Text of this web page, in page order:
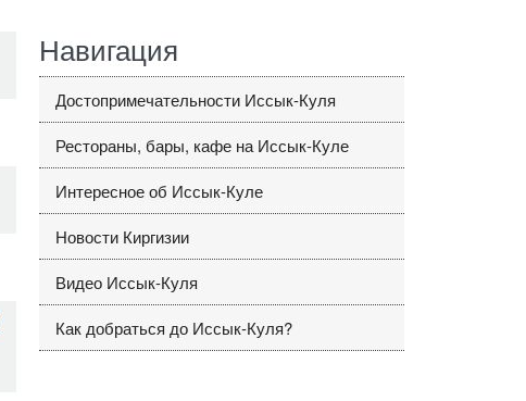
Навигация
Достопримечательности Иссык-Куля
Рестораны, бары, кафе на Иссык-Куле
Интересное об Иссык-Куле
Новости Киргизии
Видео Иссык-Куля
Как добраться до Иссык-Куля?